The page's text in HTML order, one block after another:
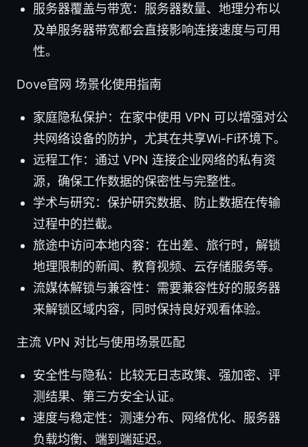
服务器覆盖与带宽：服务器数量、地理分布以
及单服务器带宽都会直接影响连接速度与可用
性。
Dove官网 场景化使用指南
家庭隐私保护：在家中使用 VPN 可以增强对公
共网络设备的防护，尤其在共享Wi-Fi环境下。
远程工作：通过 VPN 连接企业网络的私有资
源，确保工作数据的保密性与完整性。
学术与研究：保护研究数据、防止数据在传输
过程中的拦截。
旅途中访问本地内容：在出差、旅行时，解锁
地理限制的新闻、教育视频、云存储服务等。
流媒体解锁与兼容性：需要兼容性好的服务器
来解锁区域内容，同时保持良好观看体验。
主流 VPN 对比与使用场景匹配
安全性与隐私：比较无日志政策、强加密、评
测结果、第三方安全认证。
速度与稳定性：测速分布、网络优化、服务器
负载均衡、端到端延迟。